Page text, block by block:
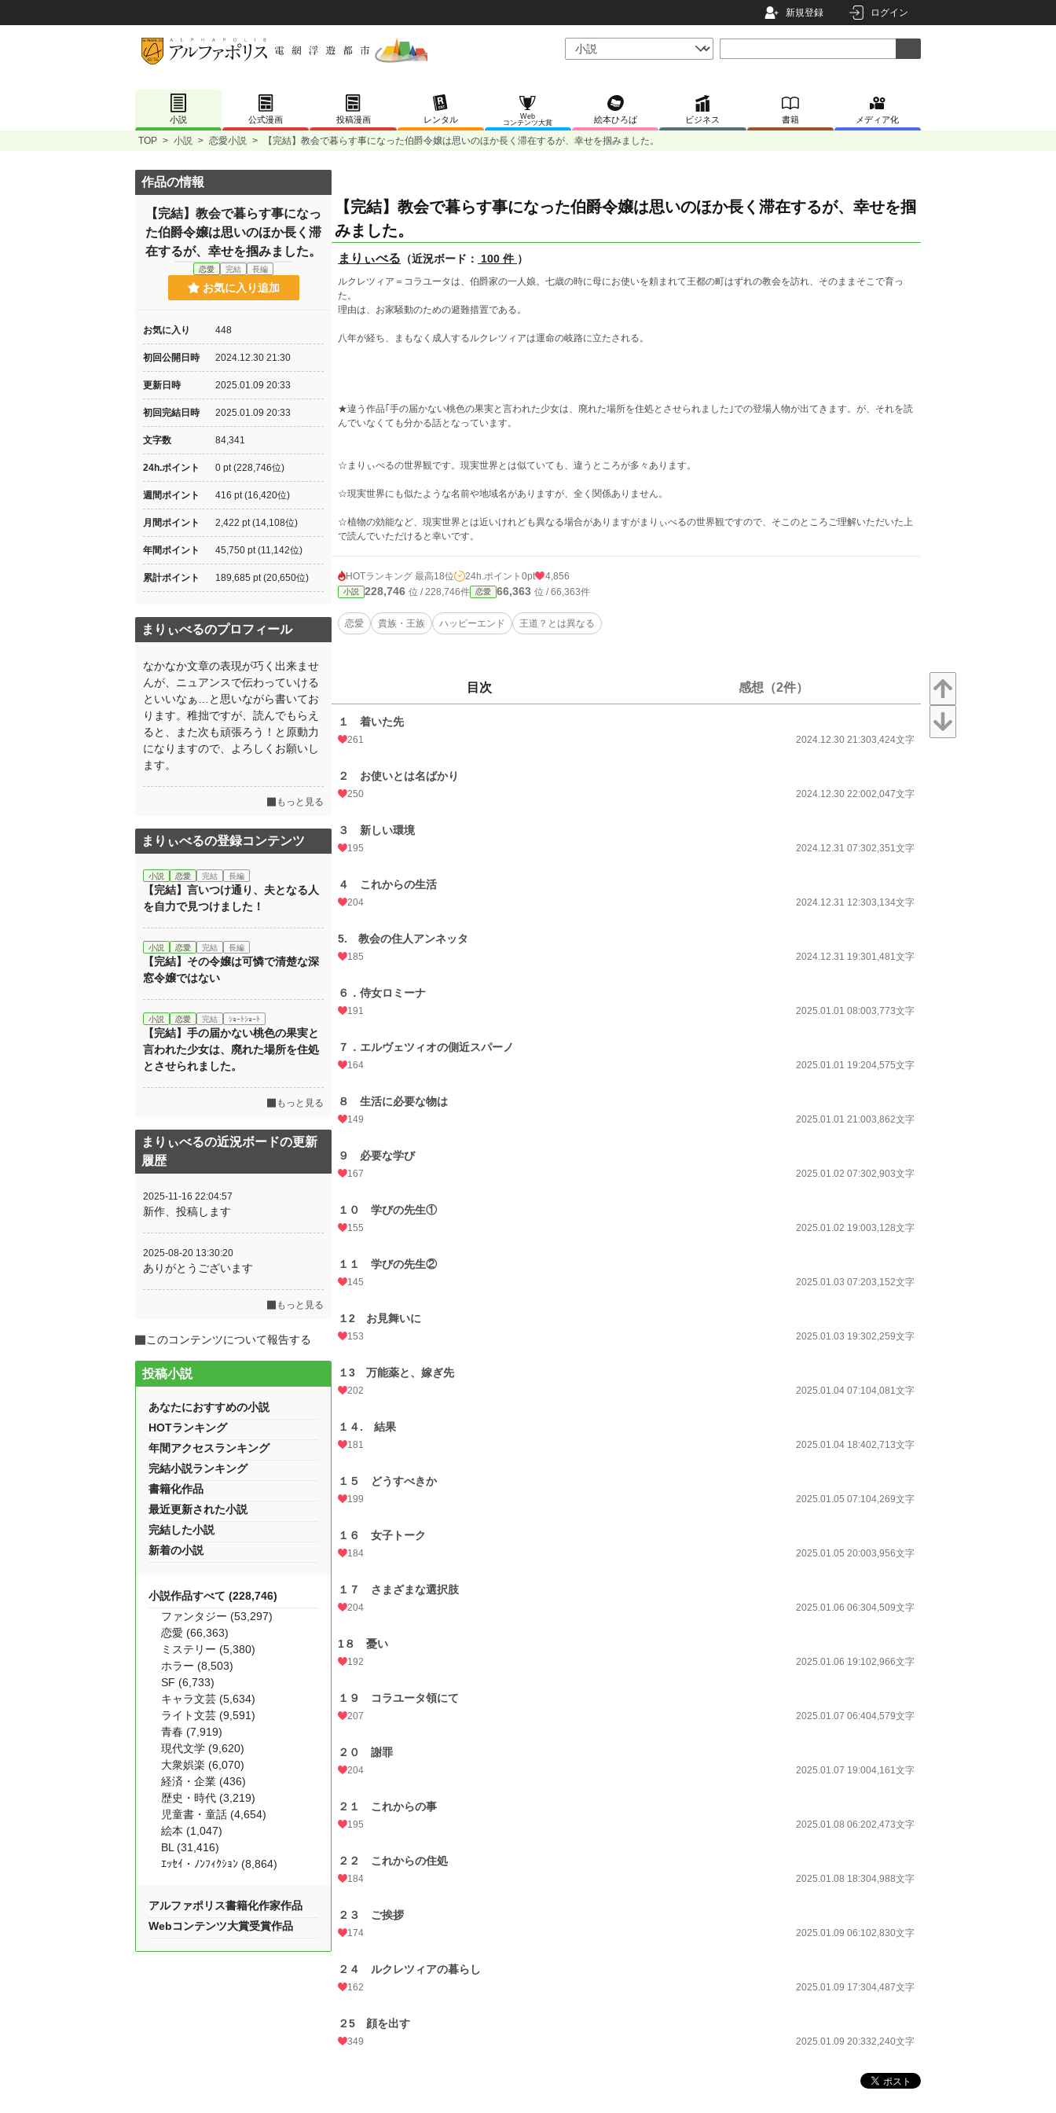
新規登録 ログイン
小説 公式漫画 投稿漫画 レンタル
Web
コンテンツ大賞
絵本ひろば ビジネス 書籍 メディア化
TOP > 小説 > 恋愛小説 > 【完結】教会で暮らす事になった伯爵令嬢は思いのほか長く滞在するが、幸せを掴みました。
【完結】教会で暮らす事になった伯爵令嬢は思いのほか長く滞在するが、幸せを掴
みました。
まりぃべる （近況ボード： 100 件 ）
ルクレツィア＝コラユータは、伯爵家の一人娘。七歳の時に母にお使いを頼まれて王都の町はずれの教会を訪れ、そのままそこで育っ
た。
理由は、お家騒動のための避難措置である。
八年が経ち、まもなく成人するルクレツィアは運命の岐路に立たされる。
★違う作品｢手の届かない桃色の果実と言われた少女は、廃れた場所を住処とさせられました｣での登場人物が出てきます。が、それを読
んでいなくても分かる話となっています。
☆まりぃべるの世界観です。現実世界とは似ていても、違うところが多々あります。
☆現実世界にも似たような名前や地域名がありますが、全く関係ありません。
☆植物の効能など、現実世界とは近いけれども異なる場合がありますがまりぃべるの世界観ですので、そこのところご理解いただいた上
で読んでいただけると幸いです。
HOTランキング 最高18位 24h.ポイント 0pt 4,856
小説 228,746 位 / 228,746件 恋愛 66,363 位 / 66,363件
恋愛 貴族・王族 ハッピーエンド 王道？とは異なる
目次 感想（2件）
１ 着いた先
261 2024.12.30 21:303,424文字
２ お使いとは名ばかり
250 2024.12.30 22:002,047文字
３ 新しい環境
195 2024.12.31 07:302,351文字
４ これからの生活
204 2024.12.31 12:303,134文字
5. 教会の住人アンネッタ
185 2024.12.31 19:301,481文字
６．侍女ロミーナ
191 2025.01.01 08:003,773文字
７．エルヴェツィオの側近スパーノ
164 2025.01.01 19:204,575文字
８ 生活に必要な物は
149 2025.01.01 21:003,862文字
９ 必要な学び
167 2025.01.02 07:302,903文字
１０ 学びの先生①
155 2025.01.02 19:003,128文字
１１ 学びの先生②
145 2025.01.03 07:203,152文字
１2 お見舞いに
153 2025.01.03 19:302,259文字
１3 万能薬と、嫁ぎ先
202 2025.01.04 07:104,081文字
１４. 結果
181 2025.01.04 18:402,713文字
１５ どうすべきか
199 2025.01.05 07:104,269文字
１６ 女子トーク
184 2025.01.05 20:003,956文字
１７ さまざまな選択肢
204 2025.01.06 06:304,509文字
1８ 憂い
192 2025.01.06 19:102,966文字
１９ コラユータ領にて
207 2025.01.07 06:404,579文字
２０ 謝罪
204 2025.01.07 19:004,161文字
２１ これからの事
195 2025.01.08 06:202,473文字
２２ これからの住処
184 2025.01.08 18:304,988文字
２３ ご挨拶
174 2025.01.09 06:102,830文字
２４ ルクレツィアの暮らし
162 2025.01.09 17:304,487文字
２5 顔を出す
349 2025.01.09 20:332,240文字
作品の情報
【完結】教会で暮らす事になっ
た伯爵令嬢は思いのほか長く滞
在するが、幸せを掴みました。
恋愛 完結 長編
お気に入り追加
お気に入り 448
初回公開日時 2024.12.30 21:30
更新日時 2025.01.09 20:33
初回完結日時 2025.01.09 20:33
文字数 84,341
24h.ポイント 0 pt (228,746位)
週間ポイント 416 pt (16,420位)
月間ポイント 2,422 pt (14,108位)
年間ポイント 45,750 pt (11,142位)
累計ポイント 189,685 pt (20,650位)
まりぃべるのプロフィール
なかなか文章の表現が巧く出来ませ
んが、ニュアンスで伝わっていける
といいなぁ…と思いながら書いてお
ります。稚拙ですが、読んでもらえ
ると、また次も頑張ろう！と原動力
になりますので、よろしくお願いし
ます。
もっと見る
まりぃべるの登録コンテンツ
小説 恋愛 完結 長編
【完結】言いつけ通り、夫となる人
を自力で見つけました！
小説 恋愛 完結 長編
【完結】その令嬢は可憐で清楚な深
窓令嬢ではない
小説 恋愛 完結 ｼｮｰﾄｼｮｰﾄ
【完結】手の届かない桃色の果実と
言われた少女は、廃れた場所を住処
とさせられました。
もっと見る
まりぃべるの近況ボードの更新
履歴
2025-11-16 22:04:57
新作、投稿します
2025-08-20 13:30:20
ありがとうございます
もっと見る
このコンテンツについて報告する
投稿小説
あなたにおすすめの小説
HOTランキング
年間アクセスランキング
完結小説ランキング
書籍化作品
最近更新された小説
完結した小説
新着の小説
小説作品すべて (228,746)
ファンタジー (53,297)
恋愛 (66,363)
ミステリー (5,380)
ホラー (8,503)
SF (6,733)
キャラ文芸 (5,634)
ライト文芸 (9,591)
青春 (7,919)
現代文学 (9,620)
大衆娯楽 (6,070)
経済・企業 (436)
歴史・時代 (3,219)
児童書・童話 (4,654)
絵本 (1,047)
BL (31,416)
ｴｯｾｲ・ﾉﾝﾌｨｸｼｮﾝ (8,864)
アルファポリス書籍化作家作品
Webコンテンツ大賞受賞作品